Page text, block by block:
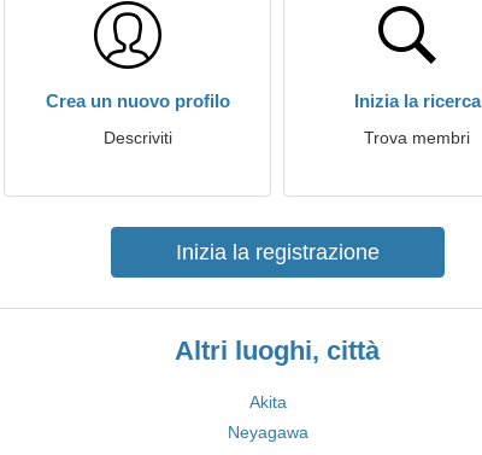
Crea un nuovo profilo
Descriviti
Inizia la ricerca
Trova membri
Inizia la registrazione
Altri luoghi, città
Akita
Neyagawa